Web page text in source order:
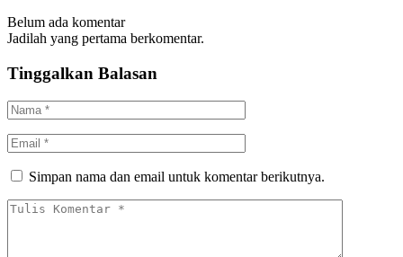
Belum ada komentar
Jadilah yang pertama berkomentar.
Tinggalkan Balasan
Simpan nama dan email untuk komentar berikutnya.